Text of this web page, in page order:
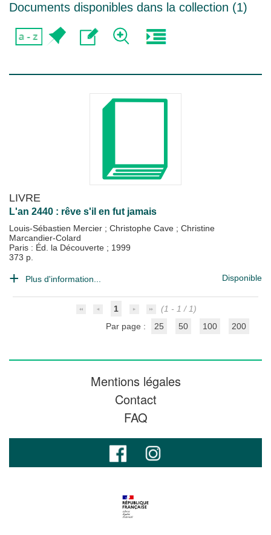
Documents disponibles dans la collection (1)
LIVRE
L'an 2440 : rêve s'il en fut jamais
Louis-Sébastien Mercier ; Christophe Cave ; Christine
Marcandier-Colard
Paris : Éd. la Découverte ; 1999
373 p.
Plus d'information... Disponible
1
(1 - 1 / 1)
Par page :
25 50 100 200
Mentions légales
Contact
FAQ